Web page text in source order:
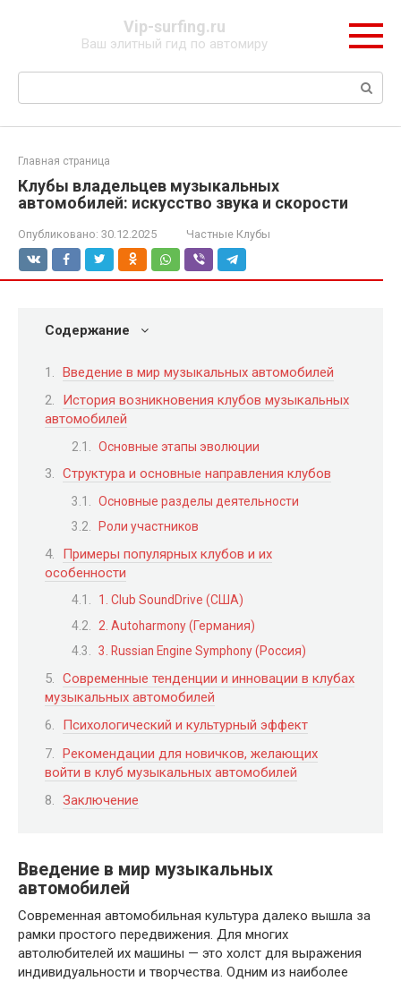
Vip-surfing.ru
Ваш элитный гид по автомиру
Поиск:
Главная страница
Клубы владельцев музыкальных
автомобилей: искусство звука и скорости
Опубликовано: 30.12.2025 Частные Клубы
Содержание
Введение в мир музыкальных автомобилей
История возникновения клубов музыкальных
автомобилей
Основные этапы эволюции
Структура и основные направления клубов
Основные разделы деятельности
Роли участников
Примеры популярных клубов и их
особенности
1. Club SoundDrive (США)
2. Autoharmony (Германия)
3. Russian Engine Symphony (Россия)
Современные тенденции и инновации в клубах
музыкальных автомобилей
Психологический и культурный эффект
Рекомендации для новичков, желающих
войти в клуб музыкальных автомобилей
Заключение
Введение в мир музыкальных
автомобилей
Современная автомобильная культура далеко вышла за
рамки простого передвижения. Для многих
автолюбителей их машины — это холст для выражения
индивидуальности и творчества. Одним из наиболее